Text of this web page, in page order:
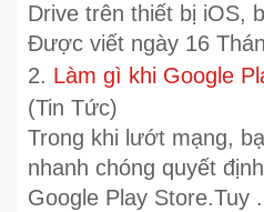
Drive trên thiết bị iOS,
Được viết ngày 16
2. Làm gì khi Google
(Tin Tức)
Trong khi lướt mạng,
nhanh chóng quyết
Google Play Store.Tuy